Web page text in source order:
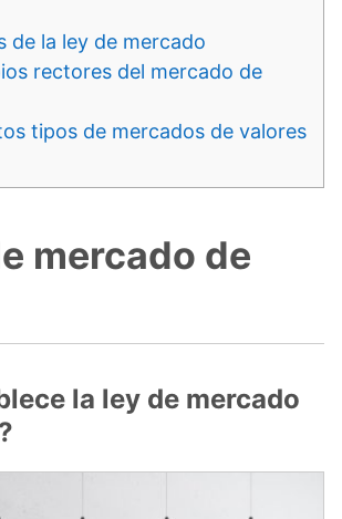
de la ley de mercado
rectores del mercado de
tipos de mercados de valores
mercado de
la ley de mercado